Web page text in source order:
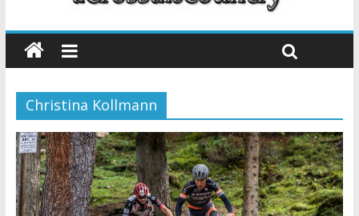
Chelva: Schweizer Doppelsieg beim ersten XCO-Rennen der
Christina Kollmann